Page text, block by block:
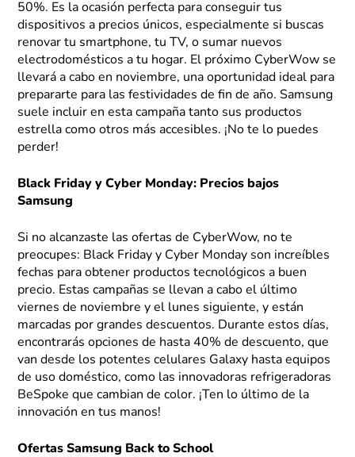
50%. Es la ocasión perfecta para conseguir tus
dispositivos a precios únicos, especialmente si buscas
renovar tu smartphone, tu TV, o sumar nuevos
electrodomésticos a tu hogar. El próximo CyberWow se
llevará a cabo en noviembre, una oportunidad ideal para
prepararte para las festividades de fin de año. Samsung
suele incluir en esta campaña tanto sus productos
estrella como otros más accesibles. ¡No te lo puedes
perder!
Black Friday y Cyber Monday: Precios bajos
Samsung
Si no alcanzaste las ofertas de CyberWow, no te
preocupes: Black Friday y Cyber Monday son increíbles
fechas para obtener productos tecnológicos a buen
precio. Estas campañas se llevan a cabo el último
viernes de noviembre y el lunes siguiente, y están
marcadas por grandes descuentos. Durante estos días,
encontrarás opciones de hasta 40% de descuento, que
van desde los potentes celulares Galaxy hasta equipos
de uso doméstico, como las innovadoras refrigeradoras
BeSpoke que cambian de color. ¡Ten lo último de la
innovación en tus manos!
Ofertas Samsung Back to School